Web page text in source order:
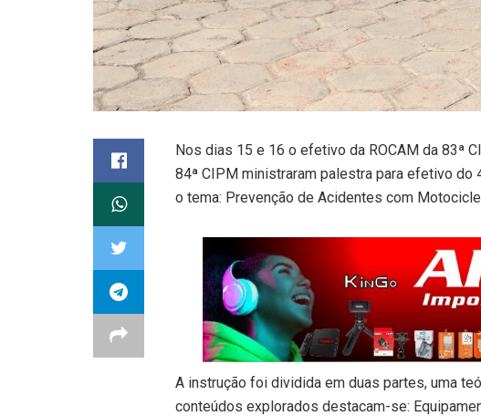
Nos dias 15 e 16 o efetivo da ROCAM da 83ª
84ª CIPM ministraram palestra para efetivo do
o tema: Prevenção de Acidentes com
A instrução foi dividida em duas partes, uma
conteúdos explorados destacam-se: